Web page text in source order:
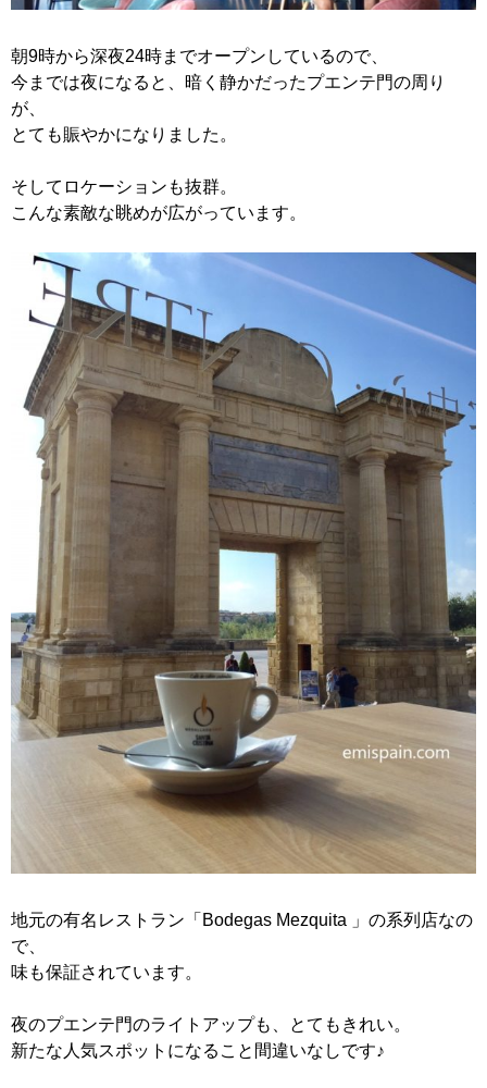
朝9時から深夜24時までオープンしているので、
今までは夜になると、暗く静かだったプエンテ門の周り
が、
とても賑やかになりました。
そしてロケーションも抜群。
こんな素敵な眺めが広がっています。
地元の有名レストラン「Bodegas Mezquita 」の系列店なの
で、
味も保証されています。
夜のプエンテ門のライトアップも、とてもきれい。
新たな人気スポットになること間違いなしです♪